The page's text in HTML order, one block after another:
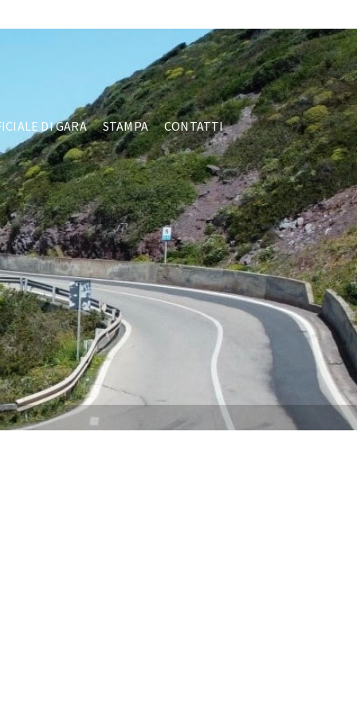
DI GARA STAMPA CONTATTI